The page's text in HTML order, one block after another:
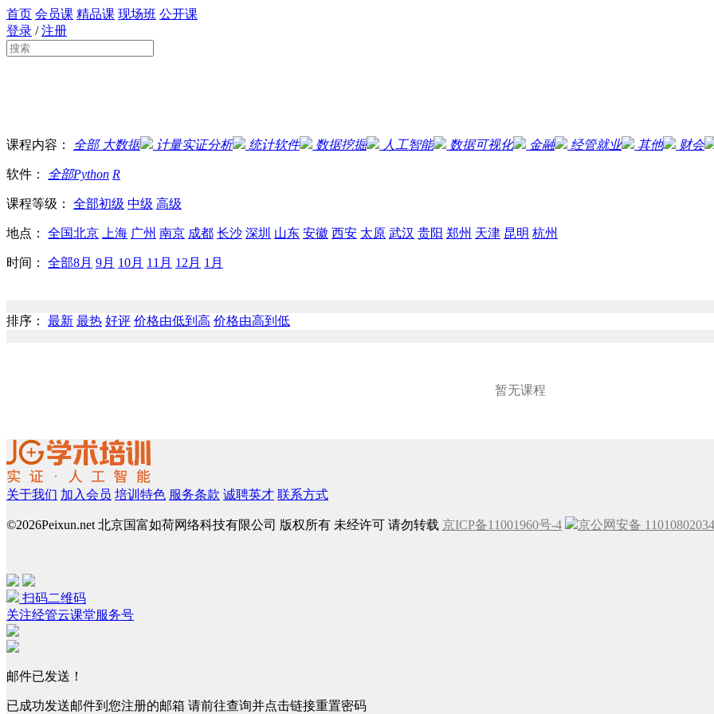
首页 会员课 精品课 现场班 公开课
登录 /注册
课程内容： 全部大数据 计量实证分析 统计软件 数据挖掘 人工智能 数据可视化 金融 经管就业 其他 财会
软件： 全部Python R
课程等级： 全部初级 中级 高级
地点： 全国北京 上海 广州 南京 成都 长沙 深圳 山东 安徽 西安 太原 武汉 贵阳 郑州 天津 昆明 杭州
时间： 全部8月 9月 10月 11月 12月 1月
排序： 最新 最热 好评 价格由低到高 价格由高到低
暂无课程
关于我们 加入会员 培训特色 服务条款 诚聘英才 联系方式
©2026Peixun.net 北京国富如荷网络科技有限公司 版权所有 未经许可 请勿转载 京ICP备11001960号-4 京公网安备
扫码二维码
关注经管云课堂服务号
邮件已发送！
已成功发送邮件到您注册的邮箱 请前往查询并点击链接重置密码